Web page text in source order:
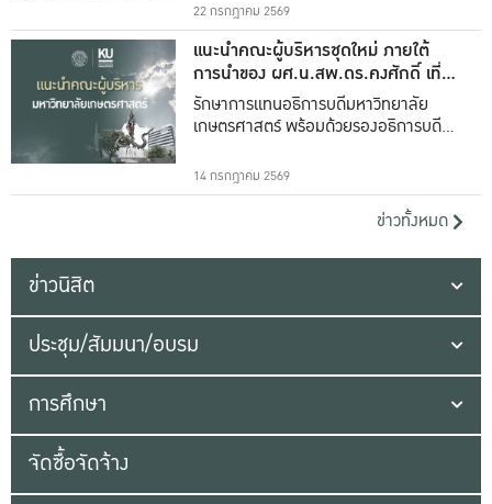
22 กรกฎาคม 2569
แนะนำคณะผู้บริหารชุดใหม่ ภายใต้
การนำของ ผศ.น.สพ.ดร.คงศักดิ์ เที่ยง
ธรรม
รักษาการแทนอธิการบดีมหาวิทยาลัย
เกษตรศาสตร์ พร้อมด้วยรองอธิการบดีทั้ง
14 กรกฎาคม 2569
ข่าวทั้งหมด
ข่าวนิสิต
ประชุม/สัมมนา/อบรม
การศึกษา
จัดซื้อจัดจ้าง